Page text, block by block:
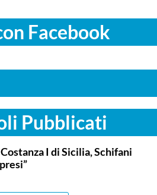
Facebook
Pubblicati
I di Sicilia, Schifani